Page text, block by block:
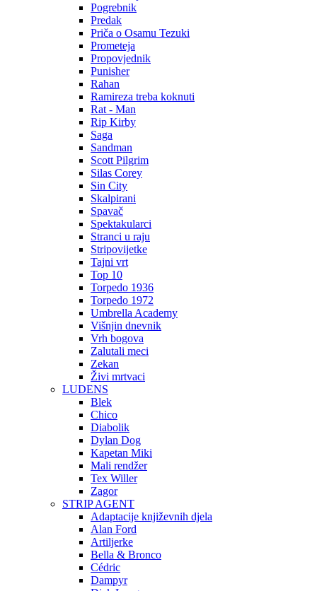
Pogrebnik
Predak
Priča o Osamu Tezuki
Prometeja
Propovjednik
Punisher
Rahan
Ramireza treba koknuti
Rat - Man
Rip Kirby
Saga
Sandman
Scott Pilgrim
Silas Corey
Sin City
Skalpirani
Spavač
Spektakularci
Stranci u raju
Stripovijetke
Tajni vrt
Top 10
Torpedo 1936
Torpedo 1972
Umbrella Academy
Višnjin dnevnik
Vrh bogova
Zalutali meci
Zekan
Živi mrtvaci
LUDENS
Blek
Chico
Diabolik
Dylan Dog
Kapetan Miki
Mali rendžer
Tex Willer
Zagor
STRIP AGENT
Adaptacije književnih djela
Alan Ford
Artiljerke
Bella & Bronco
Cédric
Dampyr